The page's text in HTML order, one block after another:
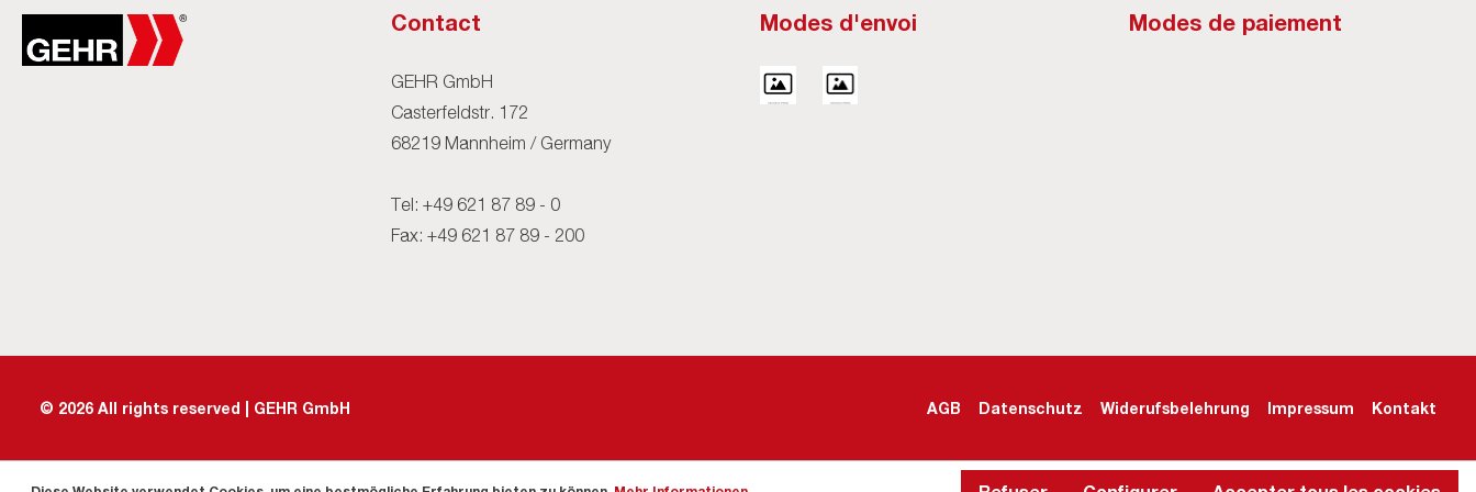
Contact
GEHR GmbH
Casterfeldstr. 172
68219 Mannheim / Germany
Tel: +49 621 87 89 - 0
Fax: +49 621 87 89 - 200
Modes d'envoi Modes de paiement
© 2026 All rights reserved | GEHR GmbH AGB Datenschutz Widerufsbelehrung Impressum Kontakt